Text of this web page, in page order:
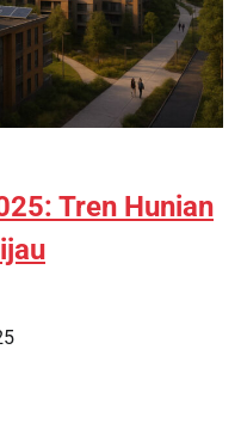
Tren Hunian